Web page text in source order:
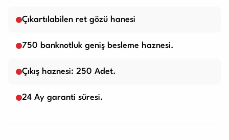
Çıkartılabilen ret gözü hanesi
750 banknotluk geniş besleme haznesi.
Çıkış haznesi: 250 Adet.
24 Ay garanti süresi.